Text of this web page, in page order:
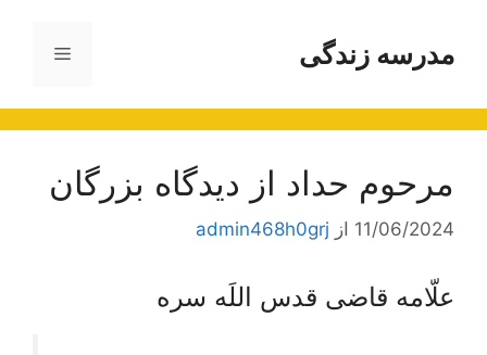
محتوامدرسه زندگی فهرست
مرحوم حداد از دیدگاه بزرگان
11/06/2024 از admin468h0grj
علّامه قاضی قدس اللَه سره